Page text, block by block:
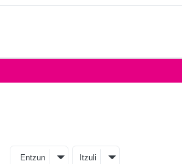
Entzun Itzuli